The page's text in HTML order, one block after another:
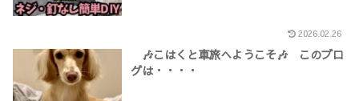
2026.02.26
🎶こはくと車旅へようこそ🎶 このブロ
グは・・・・